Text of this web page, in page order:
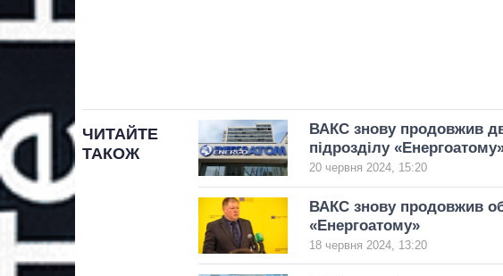
ЧИТАЙТЕ
ТАКОЖ
ВАКС знову продовжив
підрозділу
20 червня 2024, 15:20
ВАКС знову продовжив
«Енергоатому»
18 червня 2024, 13:20